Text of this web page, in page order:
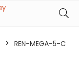
REN-MEGA-5-C